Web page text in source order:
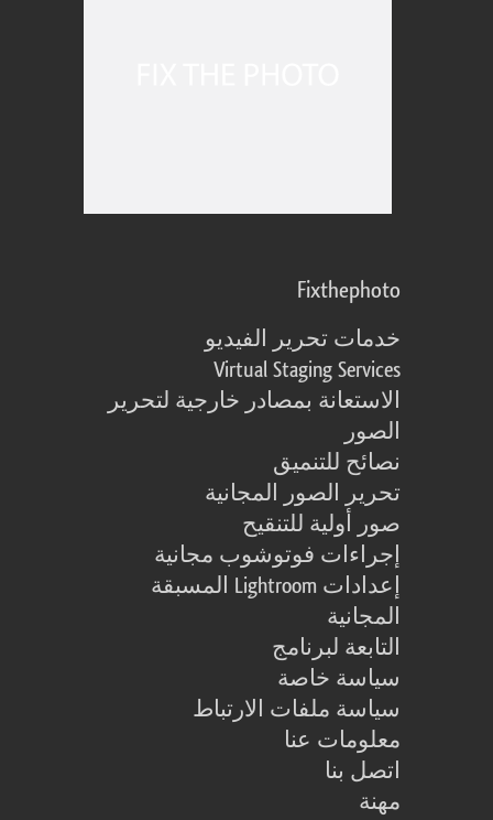
Fixthephoto
خدمات تحرير الفيديو
Virtual Staging Services
الاستعانة بمصادر خارجية لتحرير
الصور
نصائح للتنميق
تحرير الصور المجانية
صور أولية للتنقيح
إجراءات فوتوشوب مجانية
إعدادات Lightroom المسبقة
المجانية
التابعة لبرنامج
سياسة خاصة
سياسة ملفات الارتباط
معلومات عنا
اتصل بنا
مهنة